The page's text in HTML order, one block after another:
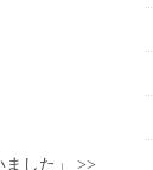
ました」 >>